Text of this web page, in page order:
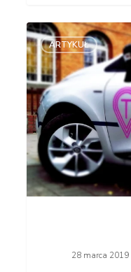
Nazwa
Traficar
synonimem
pojęcia
‘auto
na minuty’
ARTYKUŁ
28 marca 2019